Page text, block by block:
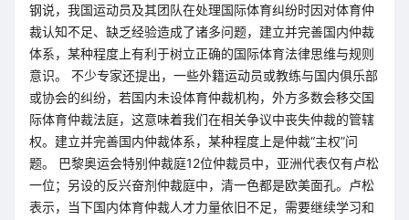
钢说，我国运动员及其团队在处理国际体育纠纷时因对体育仲
裁认知不足、缺乏经验造成了诸多问题，建立并完善国内仲裁
体系，某种程度上有利于树立正确的国际体育法律思维与规则
意识。 不少专家还提出，一些外籍运动员或教练与国内俱乐部
或协会的纠纷，若国内未设体育仲裁机构，外方多数会移交国
际体育仲裁法庭，这意味着我们在相关争议中丧失仲裁的管辖
权。建立并完善国内仲裁体系，某种程度上是仲裁“主权”问
题。 巴黎奥运会特别仲裁庭12位仲裁员中，亚洲代表仅有卢松
一位；另设的反兴奋剂仲裁庭中，清一色都是欧美面孔。卢松
表示，当下国内体育仲裁人才力量依旧不足，需要继续学习和